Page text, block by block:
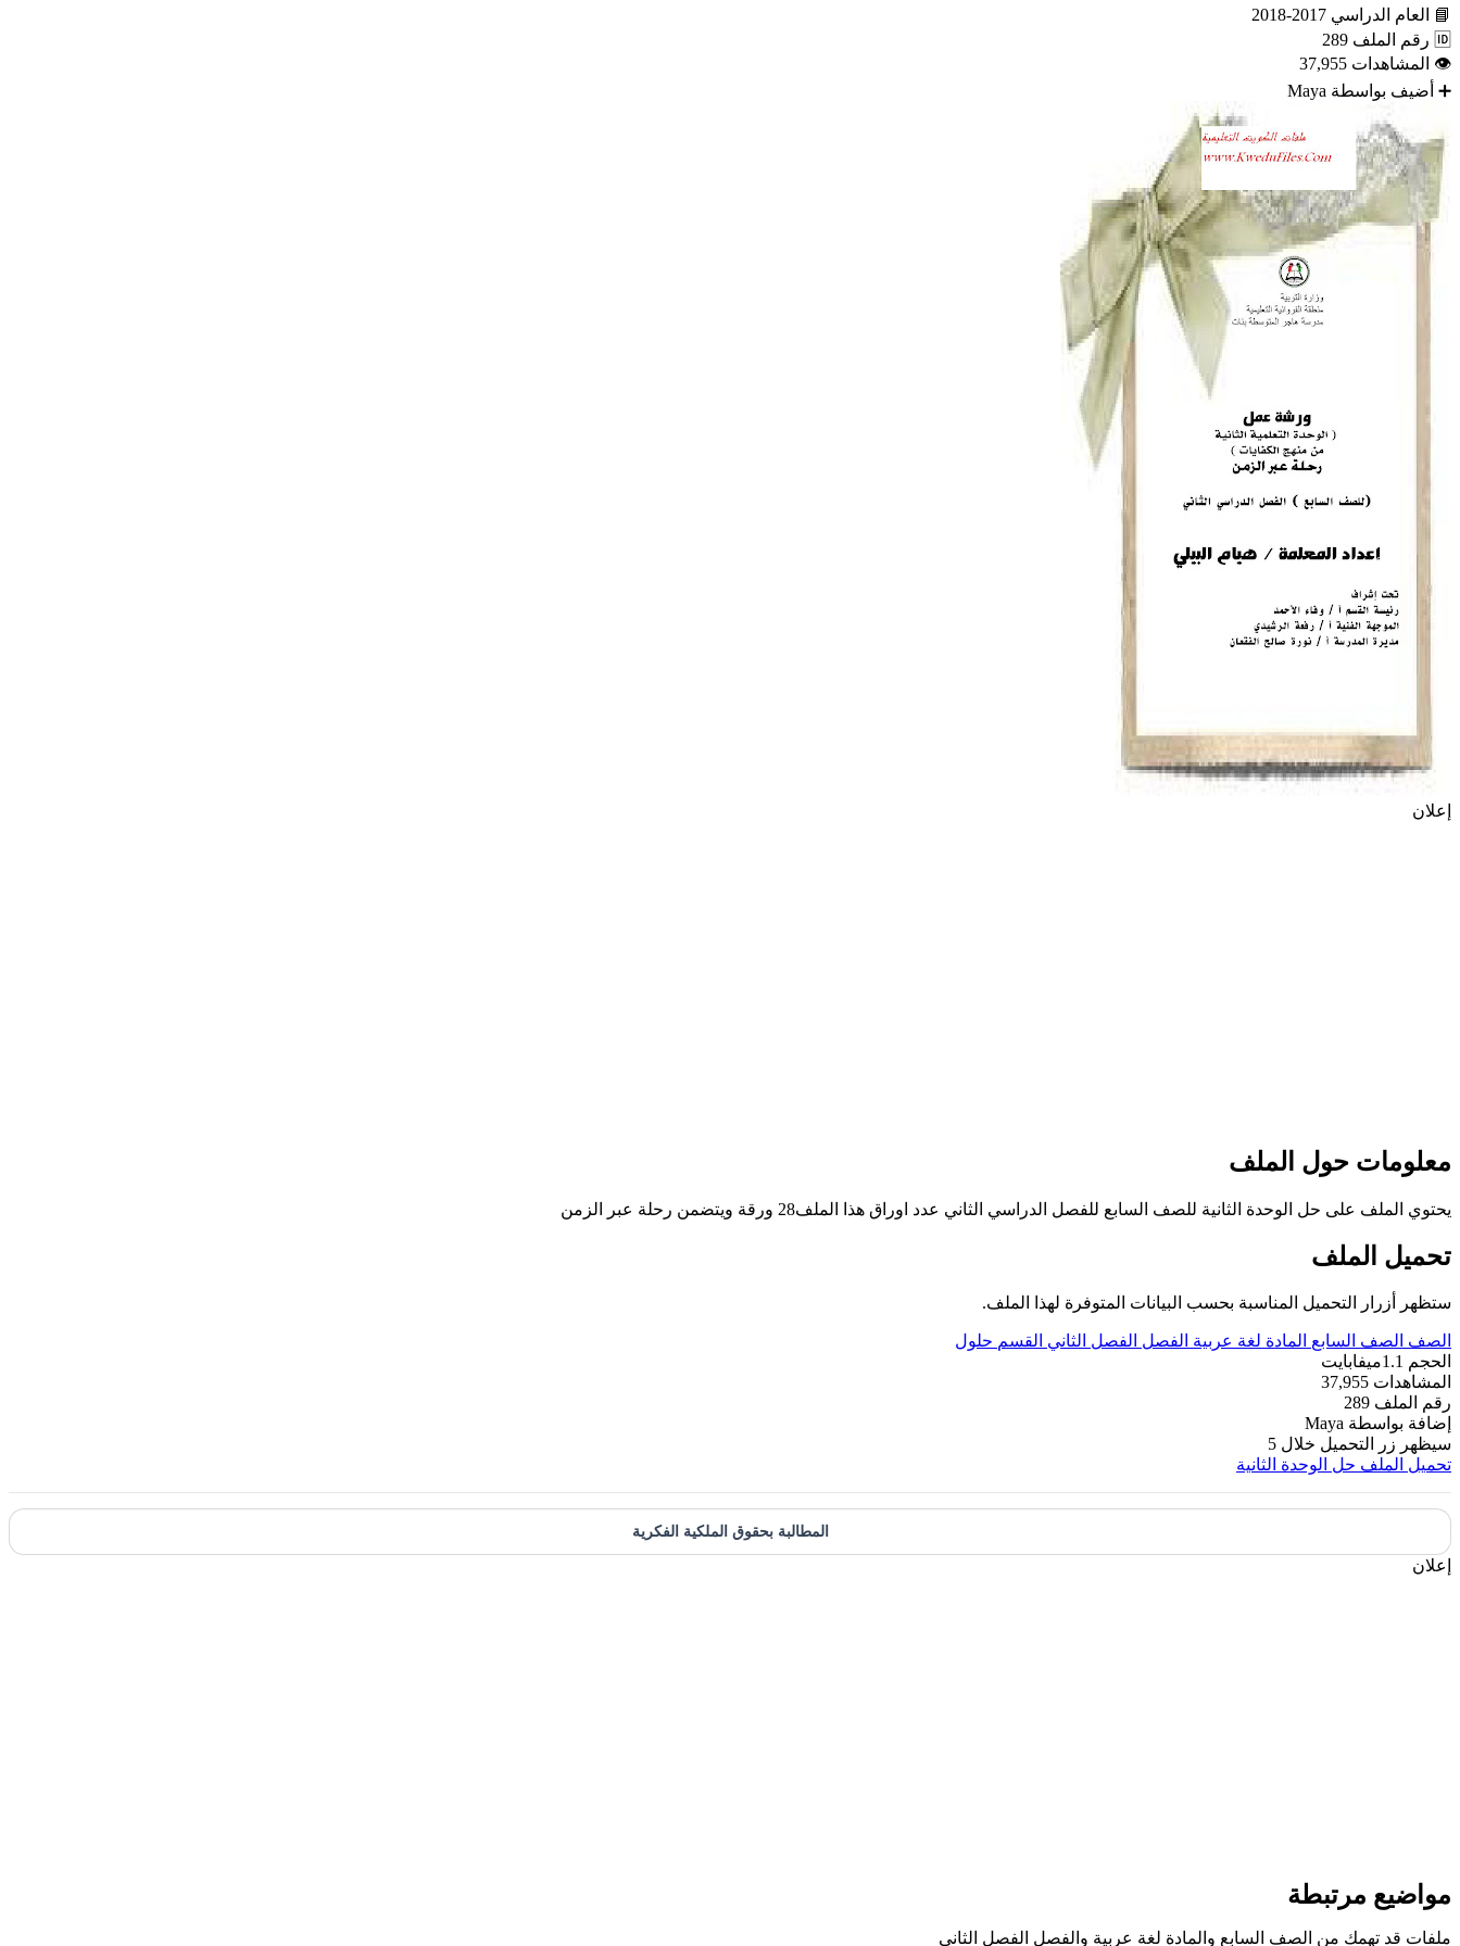
📘 العام الدراسي 2017-2018
🆔 رقم الملف 289
👁 المشاهدات 37,955
➕ أضيف بواسطة Maya
إعلان
معلومات حول الملف
يحتوي الملف على حل الوحدة الثانية للصف السابع للفصل الدراسي الثاني عدد اوراق هذا الملف28 ورقة ويتضمن رحلة عبر الزمن
تحميل الملف
ستظهر أزرار التحميل المناسبة بحسب البيانات المتوفرة لهذا الملف.
الصف الصف السابع المادة لغة عربية الفصل الفصل الثاني القسم حلول
الحجم 1.1ميفابايت
المشاهدات 37,955
رقم الملف 289
إضافة بواسطة Maya
سيظهر زر التحميل خلال 5
تحميل الملف حل الوحدة الثانية
المطالبة بحقوق الملكية الفكرية
إعلان
مواضيع مرتبطة
ملفات قد تهمك من الصف السابع والمادة لغة عربية والفصل الفصل الثاني